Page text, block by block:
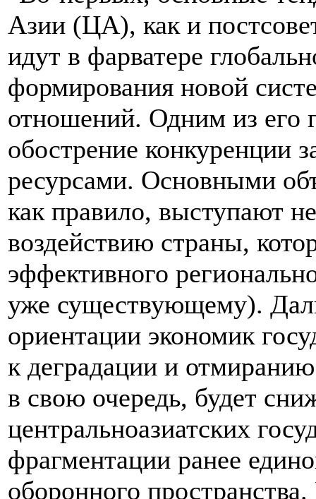
Азии (ЦА), как и
идут в фарватере
формирования новой
отношений. Одним из его
обострение конкуренции
ресурсами. Основными
как правило, выступают
воздействию страны,
эффективного
уже существующему).
ориентации экономик
к деградации и
в свою очередь, будет
центральноазиатских
фрагментации ранее
оборонного